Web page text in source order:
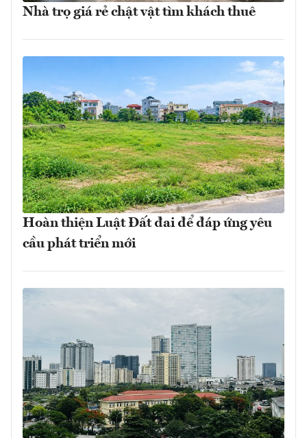
Nhà trọ giá rẻ chật vật tìm khách thuê
Hoàn thiện Luật Đất đai để đáp ứng yêu
cầu phát triển mới